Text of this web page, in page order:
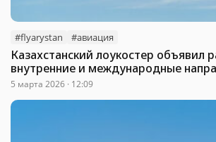
#flyarystan #авиация
Казахстанский лоукостер объявил
внутренние и международные
5 марта 2026 · 12:09